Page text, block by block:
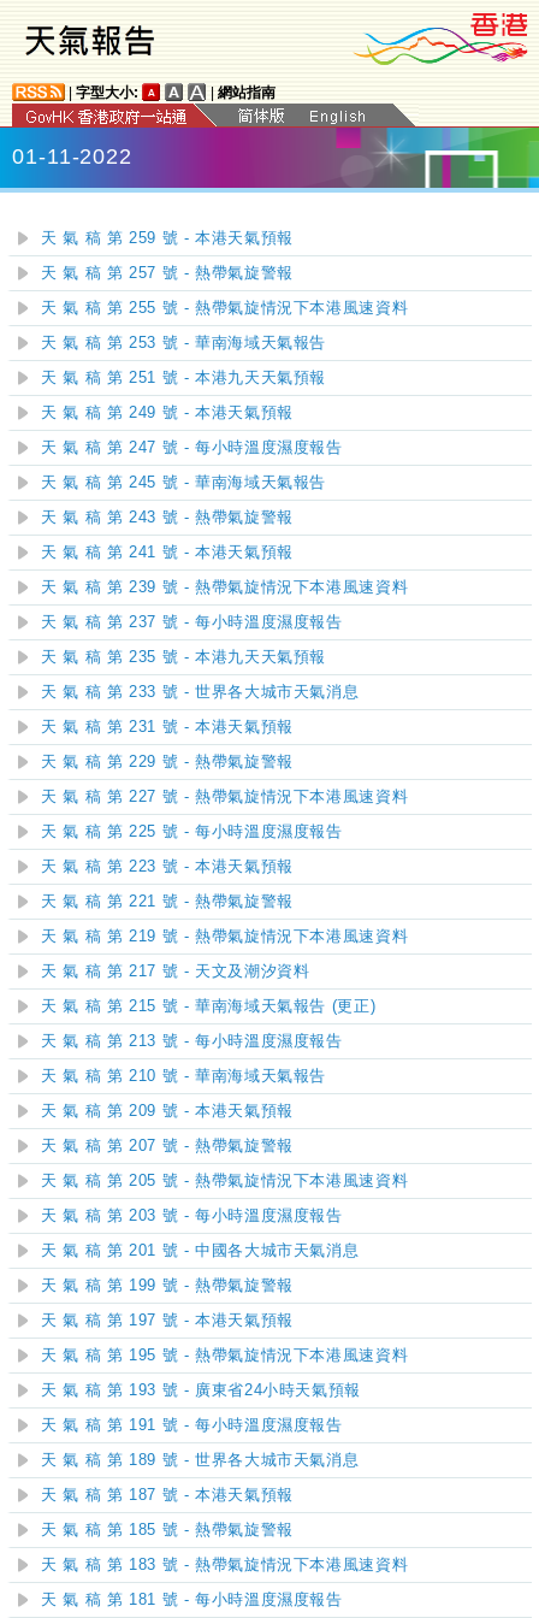
字型大小: 網站指南
01-11-2022
天 氣 稿 第 259 號 - 本港天氣預報
天 氣 稿 第 257 號 - 熱帶氣旋警報
天 氣 稿 第 255 號 - 熱帶氣旋情況下本港風速資料
天 氣 稿 第 253 號 - 華南海域天氣報告
天 氣 稿 第 251 號 - 本港九天天氣預報
天 氣 稿 第 249 號 - 本港天氣預報
天 氣 稿 第 247 號 - 每小時溫度濕度報告
天 氣 稿 第 245 號 - 華南海域天氣報告
天 氣 稿 第 243 號 - 熱帶氣旋警報
天 氣 稿 第 241 號 - 本港天氣預報
天 氣 稿 第 239 號 - 熱帶氣旋情況下本港風速資料
天 氣 稿 第 237 號 - 每小時溫度濕度報告
天 氣 稿 第 235 號 - 本港九天天氣預報
天 氣 稿 第 233 號 - 世界各大城市天氣消息
天 氣 稿 第 231 號 - 本港天氣預報
天 氣 稿 第 229 號 - 熱帶氣旋警報
天 氣 稿 第 227 號 - 熱帶氣旋情況下本港風速資料
天 氣 稿 第 225 號 - 每小時溫度濕度報告
天 氣 稿 第 223 號 - 本港天氣預報
天 氣 稿 第 221 號 - 熱帶氣旋警報
天 氣 稿 第 219 號 - 熱帶氣旋情況下本港風速資料
天 氣 稿 第 217 號 - 天文及潮汐資料
天 氣 稿 第 215 號 - 華南海域天氣報告 (更正)
天 氣 稿 第 213 號 - 每小時溫度濕度報告
天 氣 稿 第 210 號 - 華南海域天氣報告
天 氣 稿 第 209 號 - 本港天氣預報
天 氣 稿 第 207 號 - 熱帶氣旋警報
天 氣 稿 第 205 號 - 熱帶氣旋情況下本港風速資料
天 氣 稿 第 203 號 - 每小時溫度濕度報告
天 氣 稿 第 201 號 - 中國各大城市天氣消息
天 氣 稿 第 199 號 - 熱帶氣旋警報
天 氣 稿 第 197 號 - 本港天氣預報
天 氣 稿 第 195 號 - 熱帶氣旋情況下本港風速資料
天 氣 稿 第 193 號 - 廣東省24小時天氣預報
天 氣 稿 第 191 號 - 每小時溫度濕度報告
天 氣 稿 第 189 號 - 世界各大城市天氣消息
天 氣 稿 第 187 號 - 本港天氣預報
天 氣 稿 第 185 號 - 熱帶氣旋警報
天 氣 稿 第 183 號 - 熱帶氣旋情況下本港風速資料
天 氣 稿 第 181 號 - 每小時溫度濕度報告